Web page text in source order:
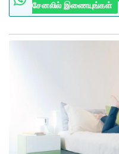
சேனலில் இணையுங்கள்